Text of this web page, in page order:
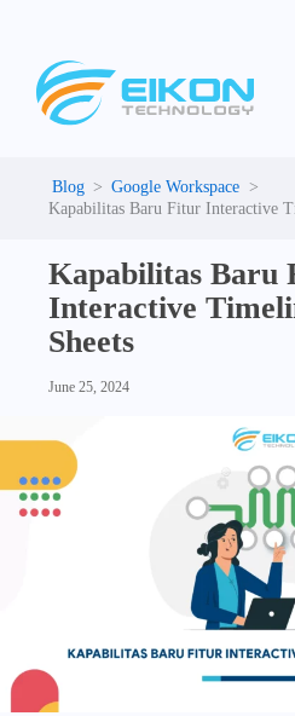
content
Google Workspace
Kapabilitas Baru Fitur Interactive
Kapabilitas Baru
Interactive
Sheets
June 25, 2024
e
g
i
e